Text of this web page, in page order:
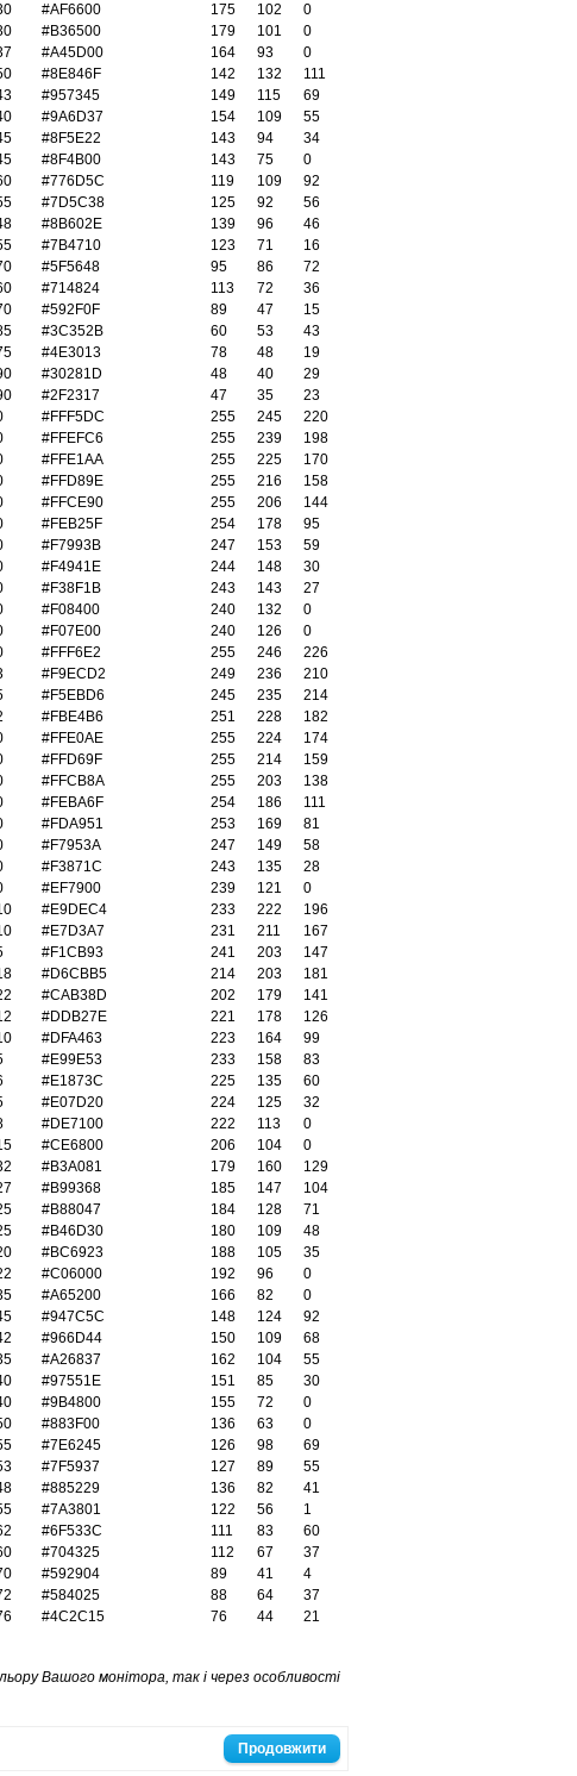
#AF6600 175 102
0
#B36500 179 101
0
#A45D00 164 93
0
#8E846F 142 132
111
#957345 149 115
69
#9A6D37 154 109
55
#8F5E22 143 94
34
#8F4B00 143 75
0
#776D5C 119 109
92
#7D5C38 125 92
56
#8B602E 139 96
46
#7B4710 123 71
16
#5F5648 95 86
72
#714824 113 72
36
#592F0F 89 47
15
#3C352B 60 53
43
#4E3013 78 48
19
#30281D 48 40
29
#2F2317 47 35
23
#FFF5DC 255 245
220
#FFEFC6 255 239
198
#FFE1AA 255 225
170
#FFD89E 255 216
158
#FFCE90 255 206
144
#FEB25F 254 178
95
#F7993B 247 153
59
#F4941E 244 148
30
#F38F1B 243 143
27
#F08400 240 132
0
#F07E00 240 126
0
#FFF6E2 255 246
226
#F9ECD2 249 236
210
#F5EBD6 245 235
214
#FBE4B6 251 228
182
#FFE0AE 255 224
174
#FFD69F 255 214
159
#FFCB8A 255 203
138
#FEBA6F 254 186
111
#FDA951 253 169
81
#F7953A 247 149
58
#F3871C 243 135
28
#EF7900 239 121
0
#E9DEC4 233 222
196
#E7D3A7 231 211
167
#F1CB93 241 203
147
#D6CBB5 214 203
181
#CAB38D 202 179
141
#DDB27E 221 178
126
#DFA463 223 164
99
#E99E53 233 158
83
#E1873C 225 135
60
#E07D20 224 125
32
#DE7100 222 113
0
#CE6800 206 104
0
#B3A081 179 160
129
#B99368 185 147
104
#B88047 184 128
71
#B46D30 180 109
48
#BC6923 188 105
35
#C06000 192 96
0
#A65200 166 82
0
#947C5C 148 124
92
#966D44 150 109
68
#A26837 162 104
55
#97551E 151 85
30
#9B4800 155 72
0
#883F00 136 63
0
#7E6245 126 98
69
#7F5937 127 89
55
#885229 136 82
41
#7A3801 122 56
1
#6F533C 111 83
60
#704325 112 67
37
#592904 89 41
4
#584025 88 64
37
#4C2C15 76 44 21
Вашого монітора, так і через особливості
Продовжити